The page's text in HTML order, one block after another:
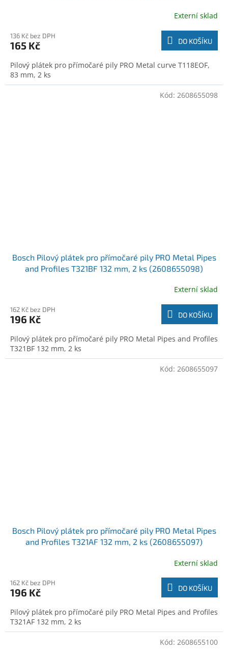
Externí sklad
136 Kč bez DPH
165 Kč DO KOŠÍKU
Pilový plátek pro přímočaré pily PRO Metal curve T118EOF,
83 mm, 2 ks
Bosch Pilový plátek pro přímočaré pily PRO Metal Pipes
and Profiles T321BF 132 mm, 2 ks (2608655098)
Externí sklad
162 Kč bez DPH
196 Kč DO KOŠÍKU
Pilový plátek pro přímočaré pily PRO Metal Pipes and Profiles
T321BF 132 mm, 2 ks
Kód: 2608655098
Bosch Pilový plátek pro přímočaré pily PRO Metal Pipes
and Profiles T321AF 132 mm, 2 ks (2608655097)
Externí sklad
162 Kč bez DPH
196 Kč DO KOŠÍKU
Pilový plátek pro přímočaré pily PRO Metal Pipes and Profiles
T321AF 132 mm, 2 ks
Kód: 2608655097
Kód: 2608655100